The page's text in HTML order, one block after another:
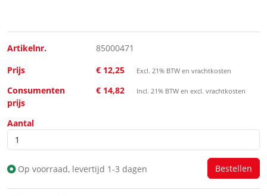
Artikelnr.
85000471
Prijs
€ 12,25 Excl. 21% BTW en vrachtkosten
Consumenten
prijs
€ 14,82 Incl. 21% BTW en excl. vrachtkosten
Aantal
Op voorraad, levertijd 1-3 dagen